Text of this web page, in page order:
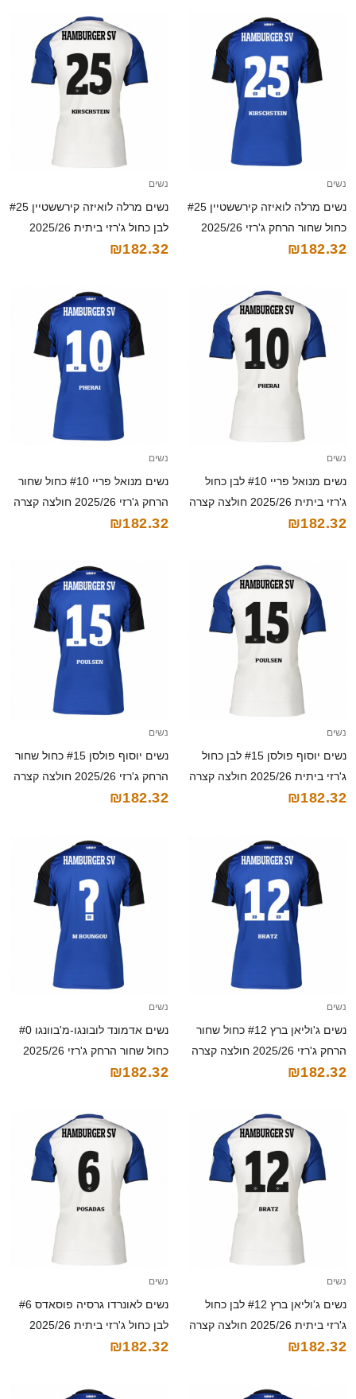
נשים
נשים מרלה לואיזה קירששטיין #25
כחול שחור הרחק ג'רזי 2025/26
חולצה קצרה
₪182.32
נשים
נשים מרלה לואיזה קירששטיין #25
לבן כחול ג'רזי ביתית 2025/26
חולצה קצרה
₪182.32
נשים
נשים מנואל פריי #10 לבן כחול
ג'רזי ביתית 2025/26 חולצה קצרה
₪182.32
נשים
נשים מנואל פריי #10 כחול שחור
הרחק ג'רזי 2025/26 חולצה קצרה
₪182.32
נשים
נשים יוסוף פולסן #15 לבן כחול
ג'רזי ביתית 2025/26 חולצה קצרה
₪182.32
נשים
נשים יוסוף פולסן #15 כחול שחור
הרחק ג'רזי 2025/26 חולצה קצרה
₪182.32
נשים
נשים ג'וליאן ברץ #12 כחול שחור
הרחק ג'רזי 2025/26 חולצה קצרה
₪182.32
נשים
נשים אדמונד לובונגו-מ'בוונגו #0
כחול שחור הרחק ג'רזי 2025/26
חולצה קצרה
₪182.32
נשים
נשים ג'וליאן ברץ #12 לבן כחול
ג'רזי ביתית 2025/26 חולצה קצרה
₪182.32
נשים
נשים לאונרדו גרסיה פוסאדס #6
לבן כחול ג'רזי ביתית 2025/26
חולצה קצרה
₪182.32